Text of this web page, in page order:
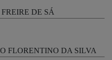
DE SÁ
FLORENTINO DA SILVA